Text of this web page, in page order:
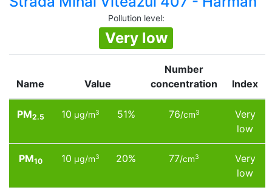
Pollution level:
Very low
Name Value
Number
concentration
Index
PM2.5 10 µg/m3 51% 76/cm3
Very
low
PM10 10 µg/m3 20% 77/cm3
Very
low